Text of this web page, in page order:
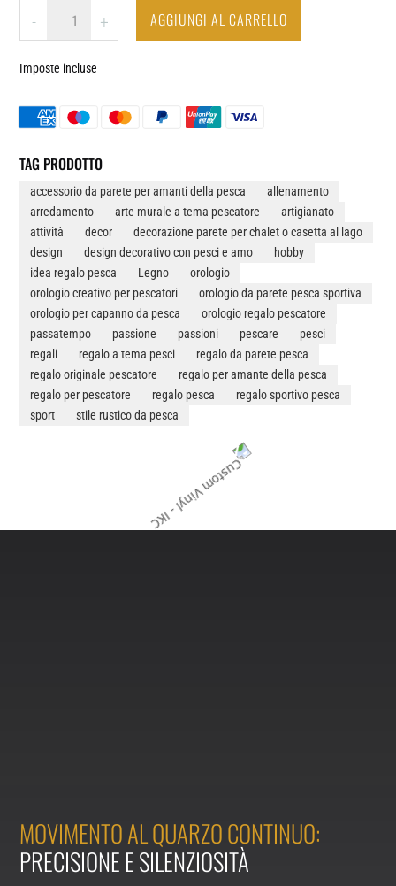
-
DA
PARETE
LEGNO
QUANTITÀ
- + AGGIUNGI AL CARRELLO
Imposte incluse
TAG PRODOTTO
accessorio da parete per amanti della pesca
allenamento
arredamento
arte murale a tema pescatore
artigianato
attività
decor
decorazione parete per chalet o casetta al lago
design
design decorativo con pesci e amo
hobby
idea regalo pesca
Legno
orologio
orologio creativo per pescatori
orologio da parete pesca sportiva
orologio per capanno da pesca
orologio regalo pescatore
passatempo
passione passioni pescare
pesci
regali
regalo a tema pesci
regalo da parete pesca
regalo originale pescatore
regalo per amante della pesca
regalo per pescatore
regalo pesca
regalo sportivo pesca
sport
stile rustico da pesca
MOVIMENTO AL QUARZO CONTINUO:
PRECISIONE E SILENZIOSITÀ